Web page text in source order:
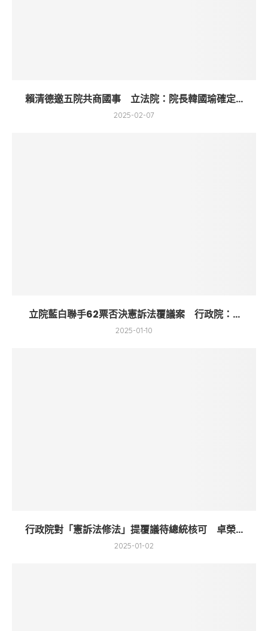
賴清德邀五院共商國事 立法院：院長韓國瑜確定...
2025-02-07
立院藍白聯手62票否決憲訴法覆議案 行政院：...
2025-01-10
行政院對「憲訴法修法」提覆議待總統核可 卓榮...
2025-01-02